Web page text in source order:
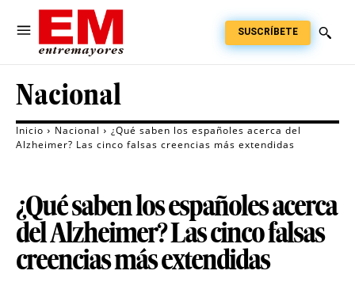
SUSCRÍBETE
Nacional
Inicio Nacional
¿Qué saben los españoles acerca del
Alzheimer? Las cinco falsas creencias más extendidas
¿Qué saben los españoles acerca
del Alzheimer? Las cinco falsas
creencias más extendidas